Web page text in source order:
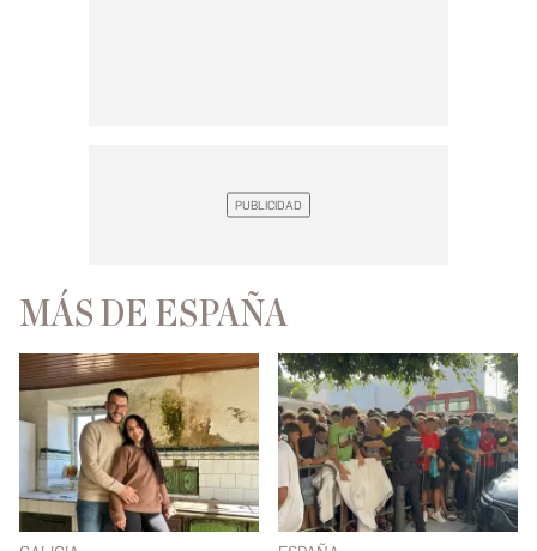
MÁS DE ESPAÑA